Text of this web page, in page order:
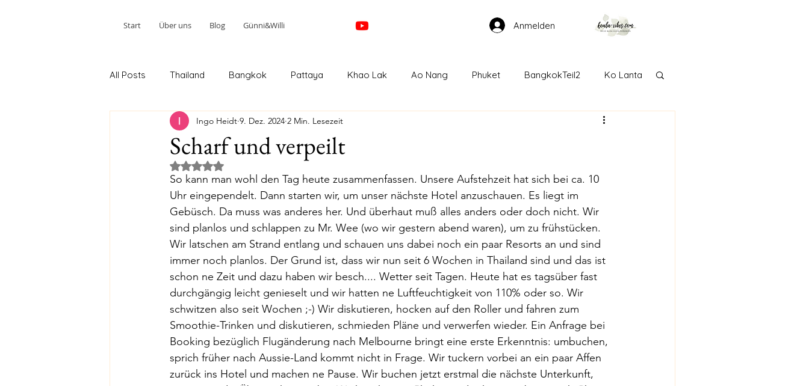
Start Über uns Blog Günni&Willi Anmelden
All Posts Thailand Bangkok Pattaya Khao Lak Ao Nang Phuket BangkokTeil2 Ko Lanta
Ao Nang 2.Teil Phuket 2.Teil Kuala Lumpur Langkawi
Kuala Lumpur 2. Teil
Melbourne 2. Stopp Sydney Auckland Papamoa Taupo Wellington Taranaki
Scharf und verpeilt
Ingo Heidt 9. Dez. 2024 2 Min. Lesezeit
Mit NaN von 5 Sternen bewertet.
So kann man wohl den Tag heute zusammenfassen. Unsere Aufstehzeit hat sich bei ca. 10
Uhr eingependelt. Dann starten wir, um unser nächste Hotel anzuschauen. Es liegt im
Gebüsch. Da muss was anderes her. Und überhaut muß alles anders oder doch nicht. Wir
sind planlos und schlappen zu Mr. Wee (wo wir gestern abend waren), um zu frühstücken.
Wir latschen am Strand entlang und schauen uns dabei noch ein paar Resorts an und sind
immer noch planlos. Der Grund ist, dass wir nun seit 6 Wochen in Thailand sind und das ist
schon ne Zeit und dazu haben wir besch.... Wetter seit Tagen. Heute hat es tagsüber fast
durchgängig leicht genieselt und wir hatten ne Luftfeuchtigkeit von 110% oder so. Wir
schwitzen also seit Wochen ;-) Wir diskutieren, hocken auf den Roller und fahren zum
Smoothie-Trinken und diskutieren, schmieden Pläne und verwerfen wieder. Ein Anfrage bei
Booking bezüglich Flugänderung nach Melbourne bringt eine erste Erkenntnis: umbuchen,
sprich früher nach Aussie-Land kommt nicht in Frage. Wir tuckern vorbei an ein paar Affen
zurück ins Hotel und machen ne Pause. Wir buchen jetzt erstmal die nächste Unterkunft,